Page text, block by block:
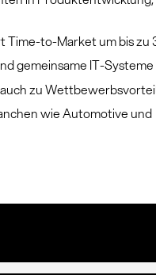
to-Market um bis zu
gemeinsame IT-Systeme
zu
wie Automotive und